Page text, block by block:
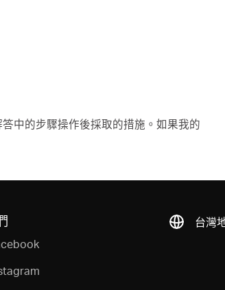
中的步驟操作後採取的措施。如果我的
台灣